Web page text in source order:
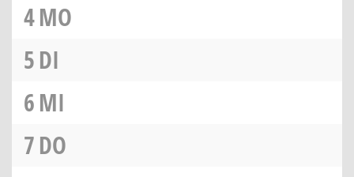
4MO
5DI
6MI
7DO